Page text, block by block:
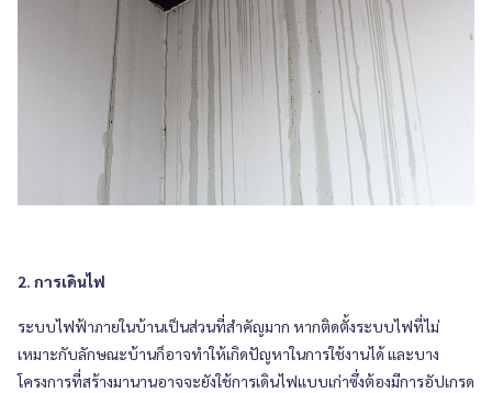
2. การเดินไฟ
ระบบไฟฟ้าภายในบ้านเป็นส่วนที่สำคัญมาก หากติดตั้งระบบไฟที่ไม่
เหมาะกับลักษณะบ้านก็อาจทำให้เกิดปัญหาในการใช้งานได้ และบาง
โครงการที่สร้างมานานอาจจะยังใช้การเดินไฟแบบเก่าซึ่งต้องมีการอัปเกรด